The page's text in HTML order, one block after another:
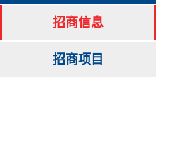
招商信息
招商项目